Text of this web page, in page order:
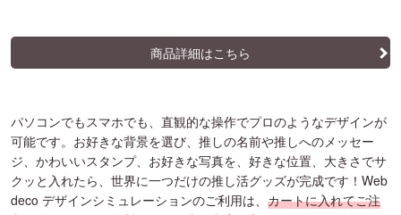
商品詳細はこちら
パソコンでもスマホでも、直観的な操作でプロのようなデザインが
可能です。お好きな背景を選び、推しの名前や推しへのメッセー
ジ、かわいいスタンプ、お好きな写真を、好きな位置、大きさでサ
クッと入れたら、世界に一つだけの推し活グッズが完成です！Web
deco デザインシミュレーションのご利用は、 カートに入れてご注